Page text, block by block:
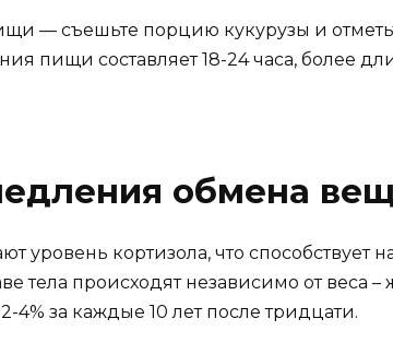
— съешьте порцию кукурузы и
пищи составляет 18-24 часа, более
обмена
уровень кортизола, что способствует
тела происходят независимо от веса
за каждые 10 лет после тридцати.